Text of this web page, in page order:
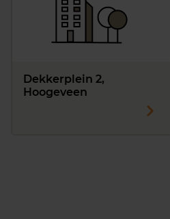
Dekkerplein 2,
Hoogeveen